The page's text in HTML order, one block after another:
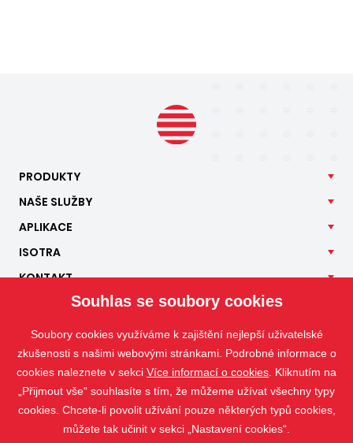
PRODUKTY
NAŠE SLUŽBY
APLIKACE
ISOTRA
KONTAKT
Souhlas se soubory cookies
Soubory cookies využíváme k zajištění nejlepší uživatelské
zkušenosti s našimi webovými stránkami. Podrobné informace o
cookies naleznete v sekci Více informací o cookies . Kliknutím na
„Přijmout vše“ souhlasíte s tím, že můžeme užívat všechny typy
cookies. Chcete-li povolit užívání pouze některých typů cookies,
můžete tak učinit v sekci „Nastavení cookies“.